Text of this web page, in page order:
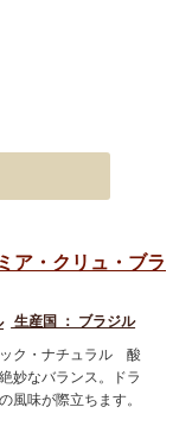
ア・クリュ・ブラ
生産国 ： ブラジル
ク・ナチュラル 酸
妙なバランス。ドラ
風味が際立ちます。